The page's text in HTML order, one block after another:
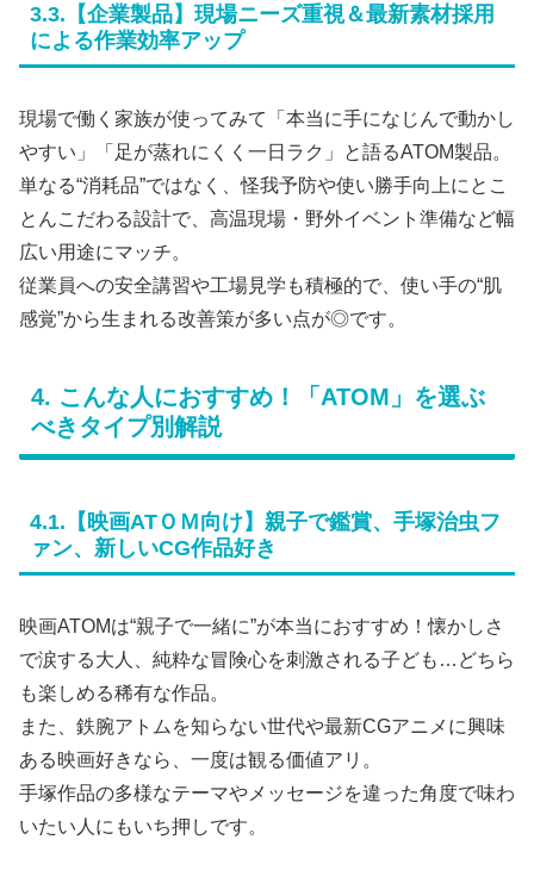
3.3.【企業製品】現場ニーズ重視＆最新素材採用
による作業効率アップ
現場で働く家族が使ってみて「本当に手になじんで動かし
やすい」「足が蒸れにくく一日ラク」と語るATOM製品。
単なる“消耗品”ではなく、怪我予防や使い勝手向上にとこ
とんこだわる設計で、高温現場・野外イベント準備など幅
広い用途にマッチ。
従業員への安全講習や工場見学も積極的で、使い手の“肌
感覚”から生まれる改善策が多い点が◎です。
4. こんな人におすすめ！「ATOM」を選ぶ
べきタイプ別解説
4.1.【映画ATＯＭ向け】親子で鑑賞、手塚治虫フ
ァン、新しいCG作品好き
映画ATOMは“親子で一緒に”が本当におすすめ！懐かしさ
で涙する大人、純粋な冒険心を刺激される子ども…どちら
も楽しめる稀有な作品。
また、鉄腕アトムを知らない世代や最新CGアニメに興味
ある映画好きなら、一度は観る価値アリ。
手塚作品の多様なテーマやメッセージを違った角度で味わ
いたい人にもいち押しです。